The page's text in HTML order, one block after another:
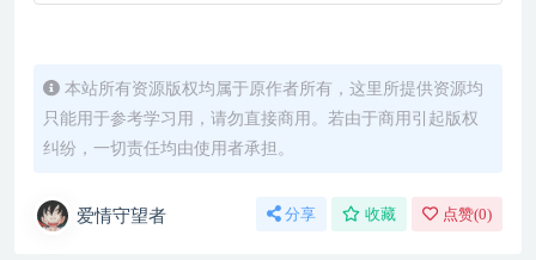
本站所有资源版权均属于原作者所有，这里所提供资源均
只能用于参考学习用，请勿直接商用。若由于商用引起版权
纠纷，一切责任均由使用者承担。
爱情守望者 分享 收藏 点赞(0)